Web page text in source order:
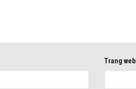
Trang web